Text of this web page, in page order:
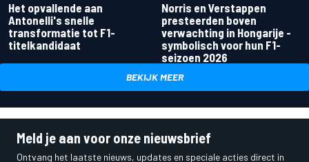
Het opvallende aan
Antonelli's snelle
transformatie tot F1-
titelkandidaat
Norris en Verstappen
presteerden boven
verwachting in Hongarije -
symbolisch voor hun F1-
seizoen 2026
BEKIJK MEER
Meld je aan voor onze nieuwsbrief
Ontvang het laatste nieuws, updates en speciale acties direct in